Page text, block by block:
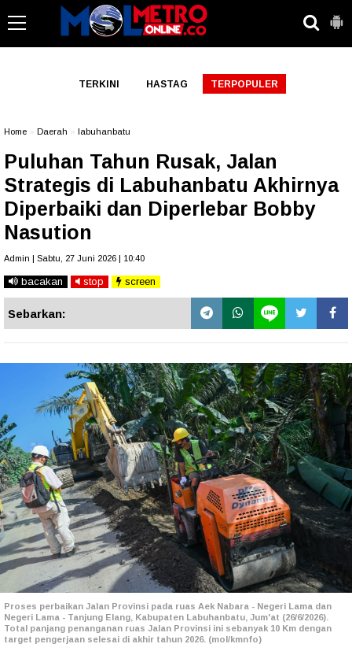
TERKINI HASTAG TERPOPULER
Home Daerah labuhanbatu
Puluhan Tahun Rusak, Jalan
Strategis di Labuhanbatu Akhirnya
Diperbaiki dan Diperlebar Bobby
Nasution
Admin | Sabtu, 27 Juni 2026 | 10:40
bacakan stop screen
Sebarkan:
Proses perbaikan Jalan Provinsi pada ruas Aek Nabara - Negeri Lama dan
Negeri Lama - Tanjung Elang, Kabupaten Labuhanbatu, Jum'at (26/6/2026).
Total panjang penanganan ruas Jalan Provinsi ini sebanyak 10 Km dengan
target pengerjaan selesai di akhir tahun 2026. (mol/kmnfo)